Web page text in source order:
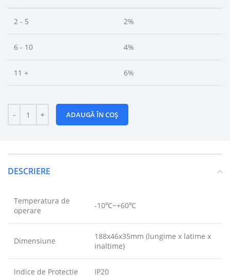
2 - 5 2%
6 - 10 4%
11 + 6%
ADAUGĂ ÎN COȘ
DESCRIERE
Temperatura de
operare
-10℃~+60℃
Dimensiune
188x46x35mm (lungime x latime x
inaltime)
Indice de Protectie IP20